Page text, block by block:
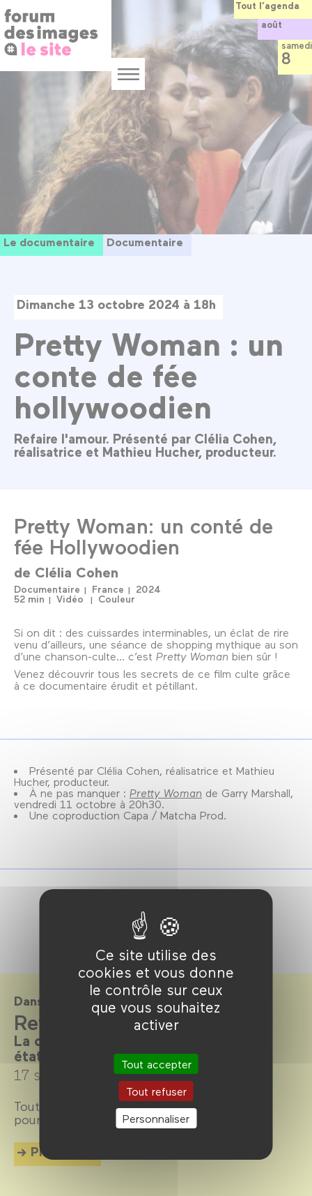
Ce site utilise des
cookies et vous donne
le contrôle sur ceux
que vous souhaitez
activer
Tout accepter
Tout refuser
Personnaliser
au
contenu
principal
Menu
Le documentaire Documentaire
Dimanche 13 octobre 2024 à 18h
Pretty Woman : un
conte de fée
hollywoodien
Refaire l'amour. Présenté par Clélia Cohen,
réalisatrice et Mathieu Hucher, producteur.
Pretty Woman: un conté de
fée Hollywoodien
de Clélia Cohen
Documentaire France
2024
52 min
Vidéo Couleur
Si on dit : des cuissardes interminables, un éclat de rire
venu d’ailleurs, une séance de shopping mythique au son
d’une chanson-culte… c’est Pretty Woman bien sûr !
Venez découvrir tous les secrets de ce film culte grâce
à ce documentaire érudit et pétillant.
Présenté par Clélia Cohen, réalisatrice et Mathieu
Hucher, producteur.
À ne pas manquer : Pretty Woman de Garry Marshall,
vendredi 11 octobre à 20h30.
Une coproduction Capa / Matcha Prod.
Dans le cadre de
Refaire l'amour
La comédie romantique dans tous ses
états
17 septembre → 4 décembre 2024
Tout sur la comédie romantique, ou
pour les intimes.
Plus d'info
Tout l’agenda
août
samedi
8